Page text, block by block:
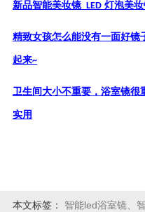
新品智能美妆镜LED 灯泡美
精致女孩怎么能没有一面好镜
起来~
卫生间大小不重要，浴室镜很
实用
本文标签： 智能led浴室镜、